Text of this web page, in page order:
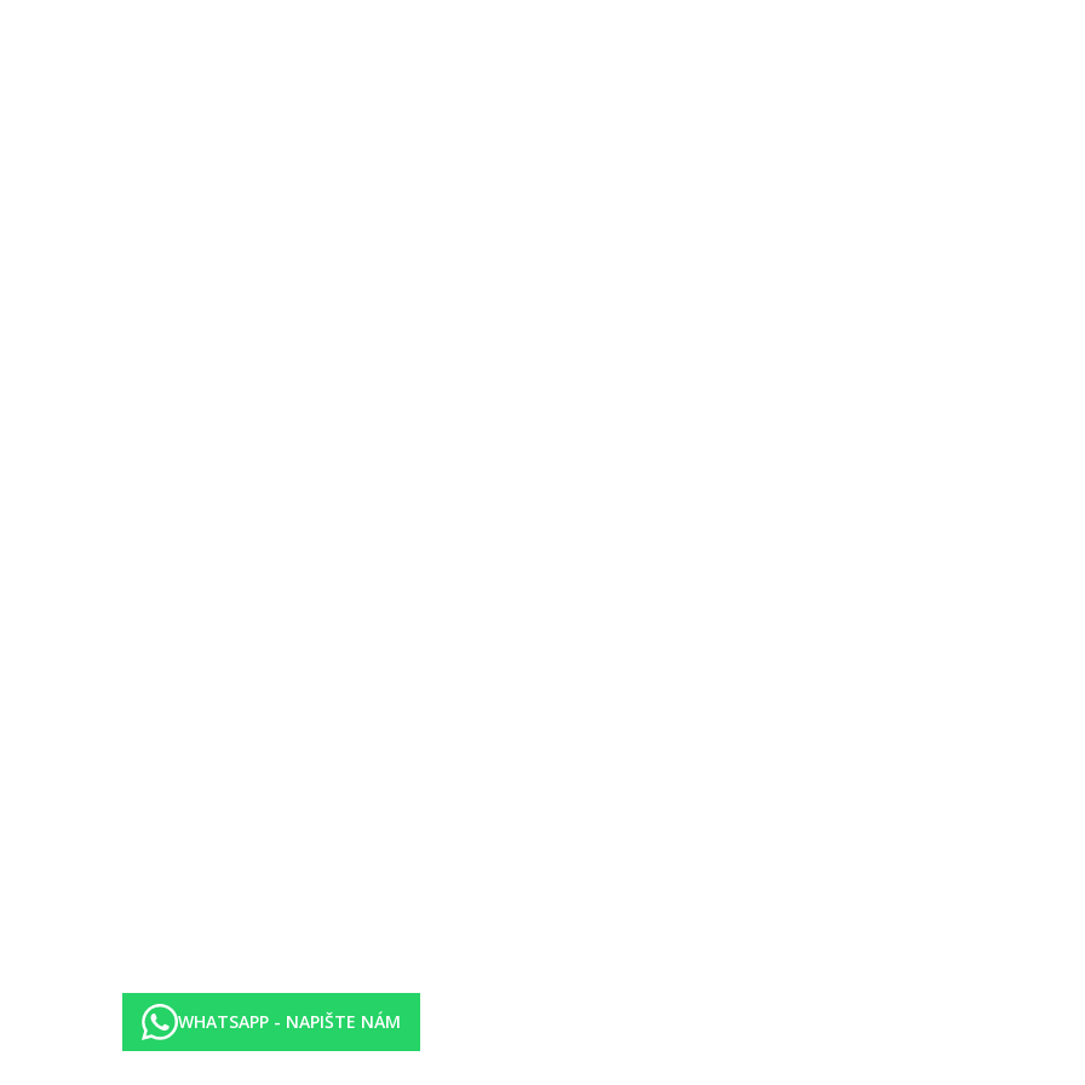
pokojů,. K vybavení hotelu patří recepce otevřená 24 hodin denně (přihlášení je možné od 14:00 hodin, odhlášení do 12:00 hodin),
O blaho hostů se stará restaurace. Wi-Fi je hotelovým hostům k dispozici zdarma. Vozíčkářům nabízí hotel bezbariérový výtah a
služba jsou za poplatek.
a večeře. Polopenze plus včetně snídaně a večeře.
(případně za poplatek, vzdálený cca 1 km) a minigolf. Golfové hřiště leží 25 km od hotelu. Nabídka wellness: sauna a masáže za
pro děti.
varnou konvicí (zdarma), balkónem nebo terasou, internetem (za poplatek), sejfem (za poplatek) a satelit.TV s plochou obrazovkou.
varnou konvicí (zdarma), balkónem nebo terasou, internetem (za poplatek), sejfem (za poplatek) a satelit.TV s plochou obrazovkou.
WHATSAPP - NAPIŠTE NÁM